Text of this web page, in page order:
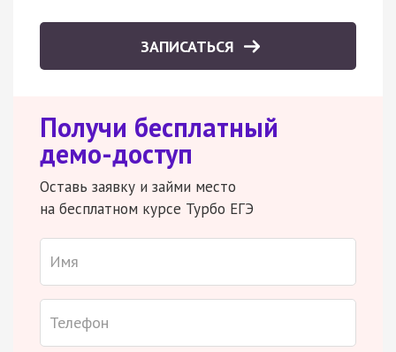
ЗАПИСАТЬСЯ
Получи бесплатный
демо-доступ
Оставь заявку и займи место
на бесплатном курсе Турбо ЕГЭ